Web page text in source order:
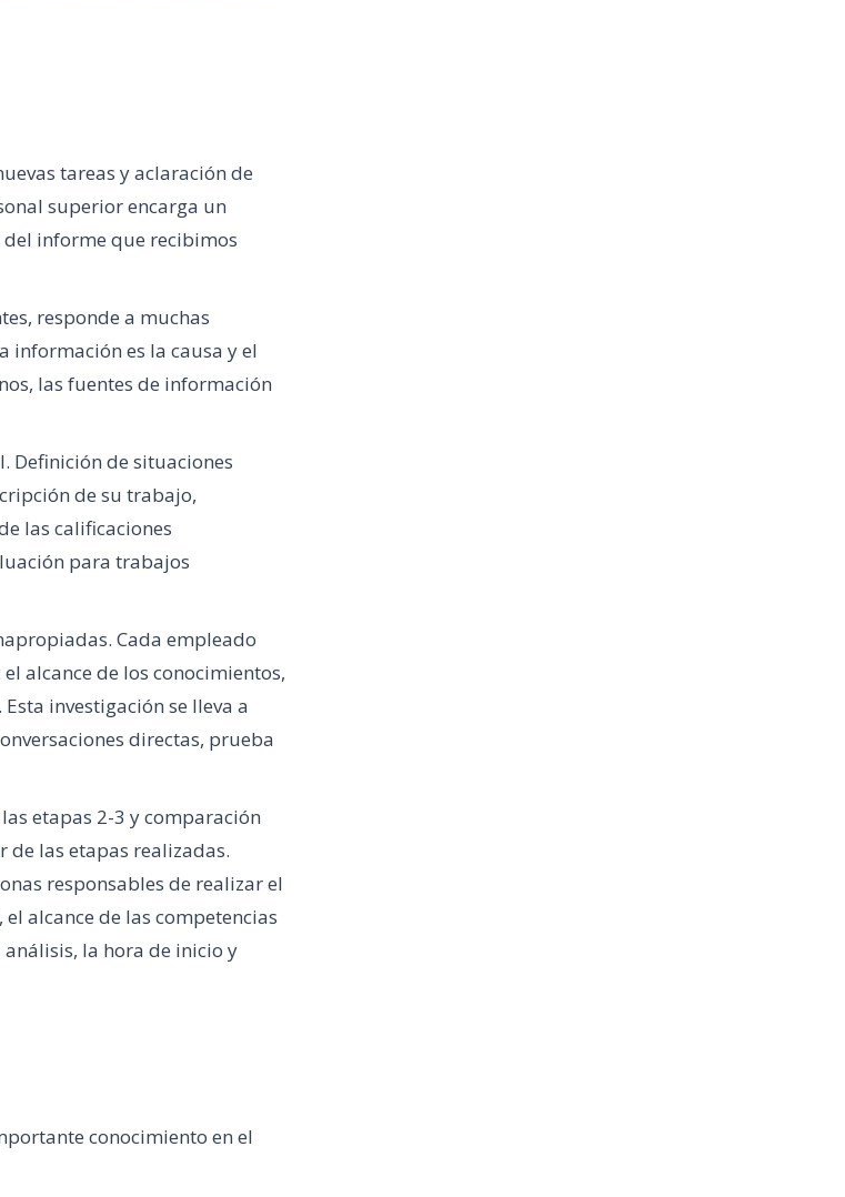
tareas y aclaración de
superior encarga un
del informe que recibimos
responde a muchas
información es la causa y el
las fuentes de información
Definición de situaciones
de su trabajo,
las calificaciones
para trabajos
Cada empleado
alcance de los conocimientos,
investigación se lleva a
directas, prueba
etapas 2-3 y comparación
de las etapas realizadas.
responsables de realizar el
alcance de las competencias
la hora de inicio y
conocimiento en el